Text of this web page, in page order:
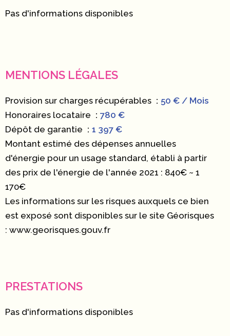
Pas d'informations disponibles
MENTIONS LÉGALES
Provision sur charges récupérables
50 € / Mois
Honoraires locataire
780 €
Dépôt de garantie
1 397 €
Montant estimé des dépenses annuelles
d'énergie pour un usage standard, établi à partir
des prix de l'énergie de l'année 2021 : 840€ ~ 1
170€
Les informations sur les risques auxquels ce bien
est exposé sont disponibles sur le site Géorisques
: www.georisques.gouv.fr
PRESTATIONS
Pas d'informations disponibles